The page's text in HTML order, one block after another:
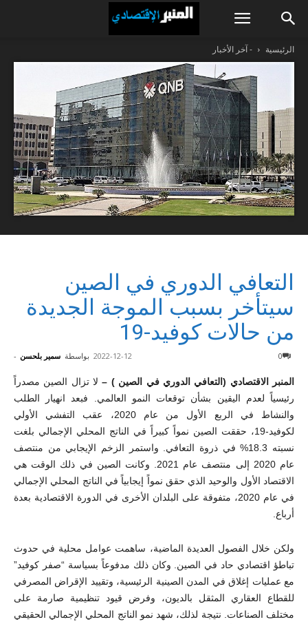
الرئيسية - آخر الأخبار
التعافي الدوري في الصين
سيتأخر بسبب الموجة الجديدة
من حالات كوفيد-19
بواسطة سمير بلحسن - 2022-12-12 0
المنبر الاقتصادي (التعافي الدوري في الصين ) – لا تزال الصين مصدراً
رئيسياً لعدم اليقين بشأن توقعات النمو العالمي. فبعد انهيار الطلب
والنشاط في الربع الأول من عام 2020، عقب التفشي الأولي
لكوفيد-19، حققت الصين نمواً كبيراً في الناتج المحلي الإجمالي بلغت
نسبته 18.3% في ذروة التعافي. واستمر الزخم الإيجابي من منتصف
عام 2020 إلى منتصف عام 2021. وكانت الصين في ذلك الوقت هي
الاقتصاد الأول والوحيد الذي حقق نمواً إيجابياً في الناتج المحلي الإجمالي
في عام 2020، متفوقة على البلدان الأخرى في الدورة الاقتصادية بعدة
أرباع.
ولكن خلال الفصول العديدة الماضية، ساهمت عوامل محلية في حدوث
تباطؤ اقتصادي حاد في الصين. وكان ذلك مدفوعاً بسياسة “صفر كوفيد”
مع عمليات إغلاق في المدن الصينية الرئيسية، وتقييد الإقراض المصرفي
للقطاع العقاري المثقل بالديون، وفرض قيود تنظيمية صارمة على
مختلف الصناعات. نتيجة لذلك، شهد نمو الناتج المحلي الإجمالي الحقيقي